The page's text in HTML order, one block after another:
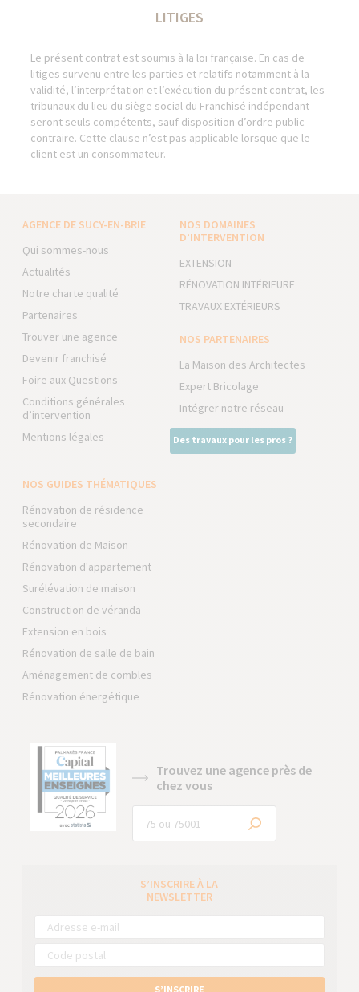
LITIGES
Le présent contrat est soumis à la loi française. En cas de
litiges survenu entre les parties et relatifs notamment à la
validité, l’interprétation et l’exécution du présent contrat, les
tribunaux du lieu du siège social du Franchisé indépendant
seront seuls compétents, sauf disposition d’ordre public
contraire. Cette clause n’est pas applicable lorsque que le
client est un consommateur.
AGENCE DE SUCY-EN-BRIE
Qui sommes-nous
Actualités
Notre charte qualité
Partenaires
Trouver une agence
Devenir franchisé
Foire aux Questions
Conditions générales
d’intervention
Mentions légales
NOS DOMAINES
D’INTERVENTION
EXTENSION
RÉNOVATION INTÉRIEURE
TRAVAUX EXTÉRIEURS
NOS PARTENAIRES
La Maison des Architectes
Expert Bricolage
Intégrer notre réseau
Des travaux pour les pros ?
NOS GUIDES THÉMATIQUES
Rénovation de résidence
secondaire
Rénovation de Maison
Rénovation d'appartement
Surélévation de maison
Construction de véranda
Extension en bois
Rénovation de salle de bain
Aménagement de combles
Rénovation énergétique
Trouvez une agence près de
chez vous
S’INSCRIRE À LA
NEWSLETTER
S’INSCRIRE